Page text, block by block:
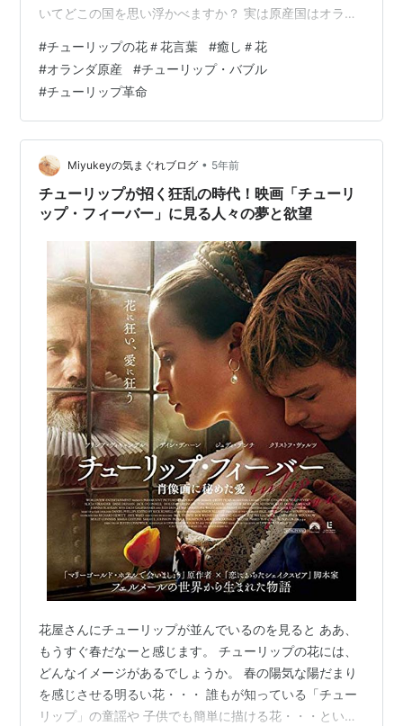
いてどこの国を思い浮かべますか？ 実は原産国はオラン
ける風、そして民族衣装・・・。 今や世界のチューリッ
プの９０％を栽培するチューリップ大国🌷🌷🌷 このチュ
ーリップの元を辿れば・・・？ オスマン帝国を中心に中
央アジアに樹勢していました。 それが16世紀にヨーロッ
パでもてはやされて球根のお値段も高騰してしまう。 ピ
ーク時には馬車二台分の🏇🏇小…
#チューリップの花＃花言葉 #癒し＃花
#オランダ原産 #チューリップ・バブル
#チューリップ革命
Miyukeyの気まぐれブログ • 5年前
チューリップが招く狂乱の時代！映画「チューリ
ップ・フィーバー」に見る人々の夢と欲望
花屋さんにチューリップが並んでいるのを見ると ああ、
もうすぐ春だなーと感じます。 チューリップの花には、
どんなイメージがあるでしょうか。 春の陽気な陽だまり
を感じさせる明るい花・・・ 誰もが知っている「チュー
リップ」の童謡や 子供でも簡単に描ける花・・・という